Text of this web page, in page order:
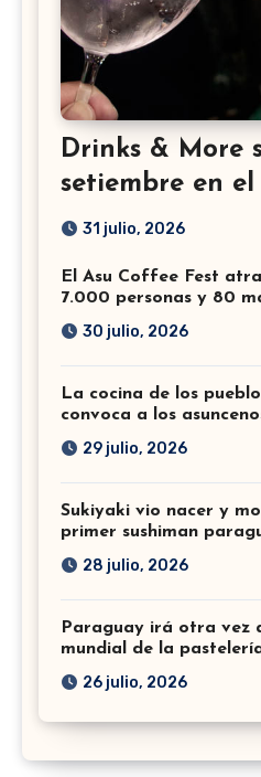
Drinks & More
setiembre en
31 julio, 2026
El Asu Coffee Fest
7.000 personas y 80
30 julio, 2026
La cocina de los
convoca a los
29 julio, 2026
Sukiyaki vio nacer y
primer sushiman
28 julio, 2026
Paraguay irá otra vez
mundial de la
26 julio, 2026